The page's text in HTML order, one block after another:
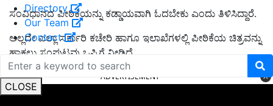
Directory
Our Team
Contact
CLOSE
ಸಂವಿಧಾನದ ಪೀಠಿಕೆಯನ್ನು ಕಡ್ಡಾಯವಾಗಿ ಓದಬೇಕು ಎಂದು ತಿಳಿಸಿದ್ದಾರೆ.
ಅಲ್ಲದೇ ಎಲ್ಲಾ ಸರ್ಕಾರಿ ಕಚೇರಿ ಹಾಗೂ ಇಲಾಖೆಗಳಲ್ಲಿ ಪೀಠಿಕೆಯ ಚಿತ್ರವನ್ನು
ಹಾಕಲು ಸಂಪುಟವು ಒಪ್ಪಿಗೆ ನೀಡಿದೆ.
ADVERTISEMENT